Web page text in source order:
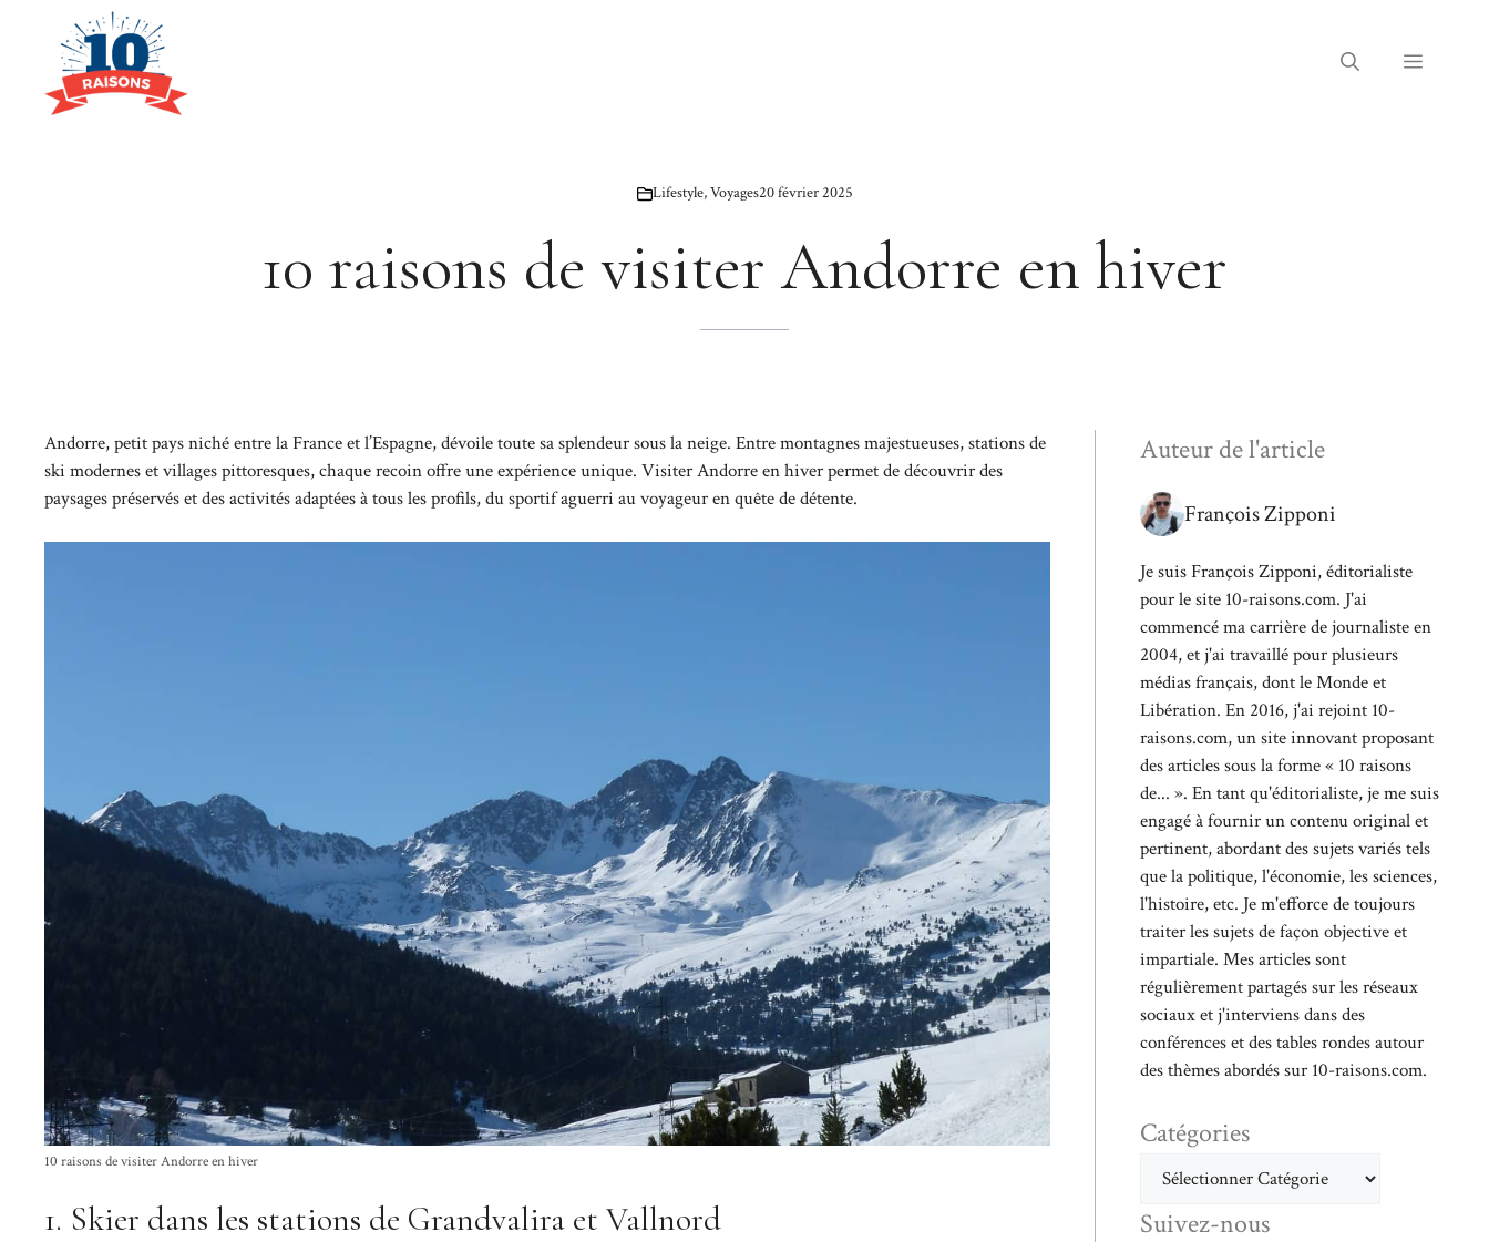
Menu
Lifestyle,Voyages20 février 2025
10 raisons de visiter Andorre en hiver
Andorre, petit pays niché entre la France et l’Espagne, dévoile toute sa splendeur sous la neige. Entre montagnes majestueuses, stations de
ski modernes et villages pittoresques, chaque recoin offre une expérience unique. Visiter Andorre en hiver permet de découvrir des
paysages préservés et des activités adaptées à tous les profils, du sportif aguerri au voyageur en quête de détente.
10 raisons de visiter Andorre en hiver
1. Skier dans les stations de Grandvalira et Vallnord
Auteur de l'article
François Zipponi
Je suis François Zipponi, éditorialiste
pour le site 10-raisons.com. J'ai
commencé ma carrière de journaliste en
2004, et j'ai travaillé pour plusieurs
médias français, dont le Monde et
Libération. En 2016, j'ai rejoint 10-
raisons.com, un site innovant proposant
des articles sous la forme « 10 raisons
de... ». En tant qu'éditorialiste, je me suis
engagé à fournir un contenu original et
pertinent, abordant des sujets variés tels
que la politique, l'économie, les sciences,
l'histoire, etc. Je m'efforce de toujours
traiter les sujets de façon objective et
impartiale. Mes articles sont
régulièrement partagés sur les réseaux
sociaux et j'interviens dans des
conférences et des tables rondes autour
des thèmes abordés sur 10-raisons.com.
Catégories
Catégories
Suivez-nous